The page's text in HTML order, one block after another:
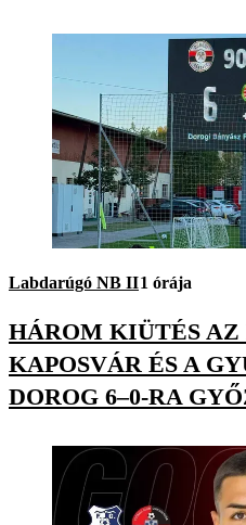
Labdarúgó NB II1 órája
HÁROM KIÜTÉS
KAPOSVÁR ÉS A
DOROG 6–0-RA